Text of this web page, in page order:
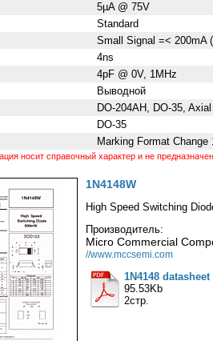
5µA @ 75V
Standard
Small Signal =< 200mA
4ns
4pF @ 0V, 1MHz
Выводной
DO-204AH, DO-35, Axial
DO-35
Marking Format Change
носит справочный характер и не
1N4148W
High Speed Switching
Производитель:
Micro Commercial
//www.mccsemi.com
1N4148 datasheet
95.53Kb
2стр.